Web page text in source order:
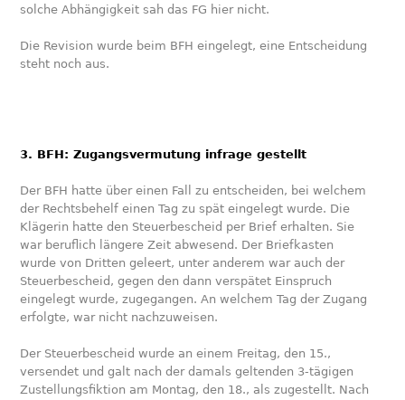
solche Abhängigkeit sah das FG hier nicht.
Die Revision wurde beim BFH eingelegt, eine Entscheidung
steht noch aus.
3. BFH: Zugangsvermutung infrage gestellt
Der BFH hatte über einen Fall zu entscheiden, bei welchem
der Rechtsbehelf einen Tag zu spät eingelegt wurde. Die
Klägerin hatte den Steuerbescheid per Brief erhalten. Sie
war beruflich längere Zeit abwesend. Der Briefkasten
wurde von Dritten geleert, unter anderem war auch der
Steuerbescheid, gegen den dann verspätet Einspruch
eingelegt wurde, zugegangen. An welchem Tag der Zugang
erfolgte, war nicht nachzuweisen.
Der Steuerbescheid wurde an einem Freitag, den 15.,
versendet und galt nach der damals geltenden 3-tägigen
Zustellungsfiktion am Montag, den 18., als zugestellt. Nach